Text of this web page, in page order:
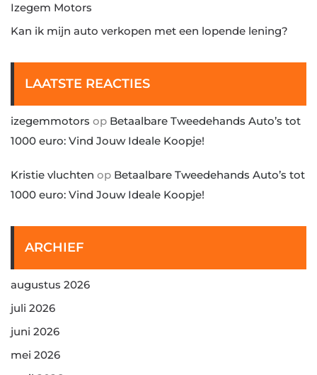
Izegem Motors
Kan ik mijn auto verkopen met een lopende lening?
LAATSTE REACTIES
izegemmotors op Betaalbare Tweedehands Auto’s tot
1000 euro: Vind Jouw Ideale Koopje!
Kristie vluchten op Betaalbare Tweedehands Auto’s tot
1000 euro: Vind Jouw Ideale Koopje!
ARCHIEF
augustus 2026
juli 2026
juni 2026
mei 2026